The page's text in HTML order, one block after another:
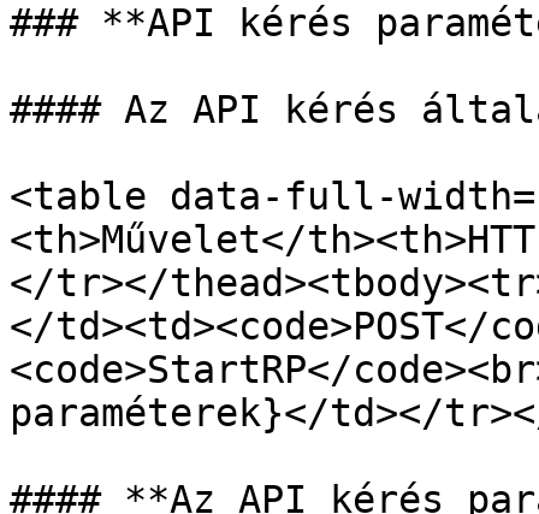
### **API kérés
#### Az API kérés
<table data-full-
<th>Művelet</
</tr></
</td><td><code>POST</
<code>StartRP</
paraméterek}</td></
#### **Az API kérés